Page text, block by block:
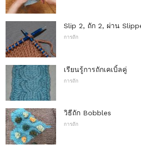
Slip 2, ถัก 2, ผ่าน
การถัก
เรียนรู้การถักเคเบิ้ลคู่
การถัก
วิธีถัก Bobbles
การถัก